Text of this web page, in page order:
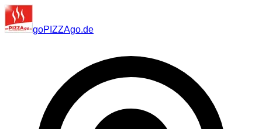
goPIZZAgo.de